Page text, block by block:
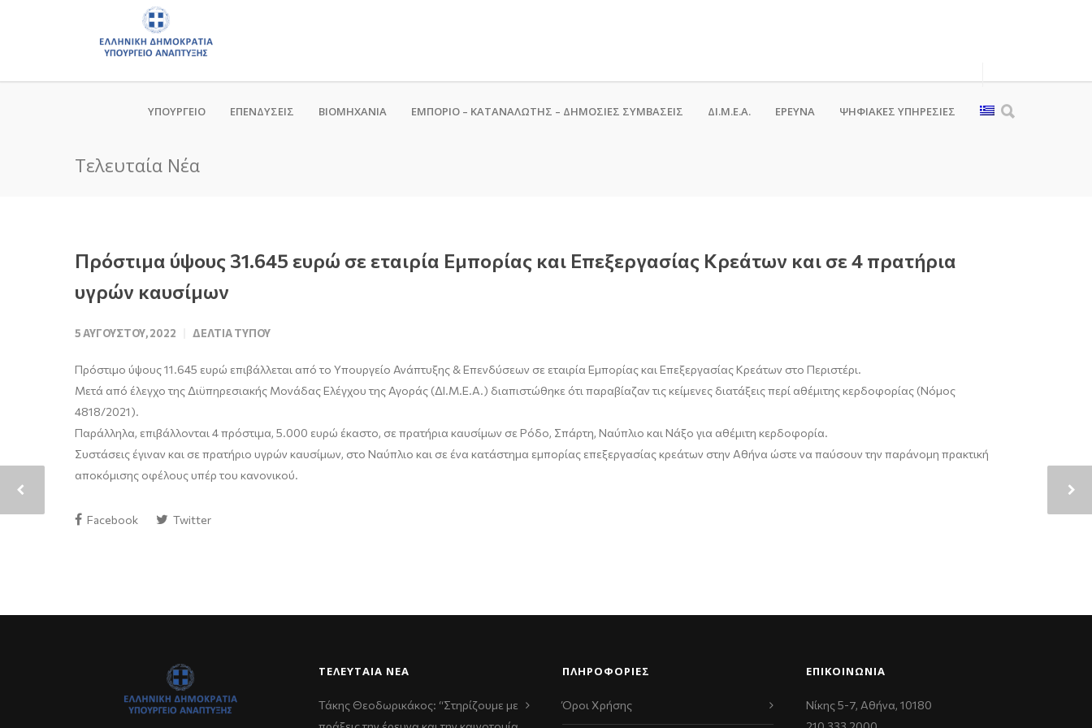
ΥΠΟΥΡΓΕΙΟ ΕΠΕΝΔΥΣΕΙΣ ΒΙΟΜΗΧΑΝΙΑ ΕΜΠΟΡΙΟ – ΚΑΤΑΝΑΛΩΤΗΣ – ΔΗΜΟΣΙΕΣ ΣΥΜΒΑΣΕΙΣ ΔΙ.Μ.Ε.Α. ΕΡΕΥΝΑ ΨΗΦΙΑΚΈΣ ΥΠΗΡΕΣΊΕΣ
Τελευταία Νέα
Πρόστιμα ύψους 31.645 ευρώ σε εταιρία Εμπορίας και Επεξεργασίας Κρεάτων και σε 4 πρατήρια
υγρών καυσίμων
5 ΑΥΓΟΎΣΤΟΥ, 2022 ΔΕΛΤΊΑ ΤΎΠΟΥ
Πρόστιμο ύψους 11.645 ευρώ επιβάλλεται από το Υπουργείο Ανάπτυξης & Επενδύσεων σε εταιρία Εμπορίας και Επεξεργασίας Κρεάτων στο Περιστέρι.
Μετά από έλεγχο της Διϋπηρεσιακής Μονάδας Ελέγχου της Αγοράς (ΔΙ.Μ.Ε.Α.) διαπιστώθηκε ότι παραβίαζαν τις κείμενες διατάξεις περί αθέμιτης κερδοφορίας (Νόμος
4818/2021).
Παράλληλα, επιβάλλονται 4 πρόστιμα, 5.000 ευρώ έκαστο, σε πρατήρια καυσίμων σε Ρόδο, Σπάρτη, Ναύπλιο και Νάξο για αθέμιτη κερδοφορία.
Συστάσεις έγιναν και σε πρατήριο υγρών καυσίμων, στο Ναύπλιο και σε ένα κατάστημα εμπορίας επεξεργασίας κρεάτων στην Αθήνα ώστε να παύσουν την παράνομη πρακτική
αποκόμισης οφέλους υπέρ του κανονικού.
Facebook Twitter
ΤΕΛΕΥΤΑΊΑ ΝΈΑ
Τάκης Θεοδωρικάκος: “Στηρίζουμε με
ΠΛΗΡΟΦΟΡΙΕΣ
Όροι Χρήσης
ΕΠΙΚΟΙΝΩΝΊΑ
Νίκης 5-7, Αθήνα, 10180